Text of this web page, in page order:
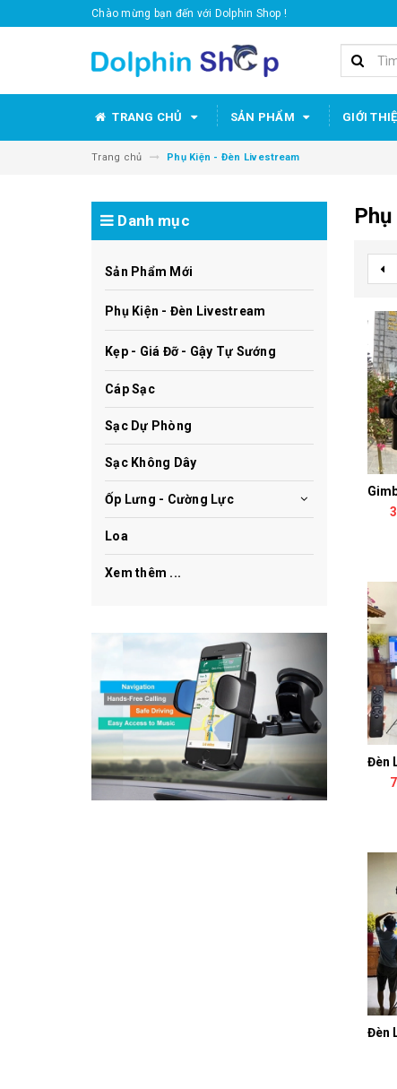
Chào mừng bạn đến với Dolphin Shop !
TRANG CHỦ SẢN PHẨM GIỚI
Trang chủ Phụ Kiện - Đèn Livestream
Danh mục
Sản Phẩm Mới
Phụ Kiện - Đèn Livestream
Kẹp - Giá Đỡ - Gậy Tự Sướng
Cáp Sạc
Sạc Dự Phòng
Sạc Không Dây
Ốp Lưng - Cường Lực
Loa
Xem thêm ...